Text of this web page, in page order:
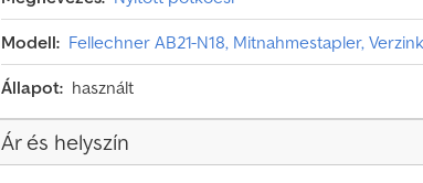
Modell: Fellechner AB21-N18, Mitnahmestapler,
Állapot: használt
Ár és helyszín